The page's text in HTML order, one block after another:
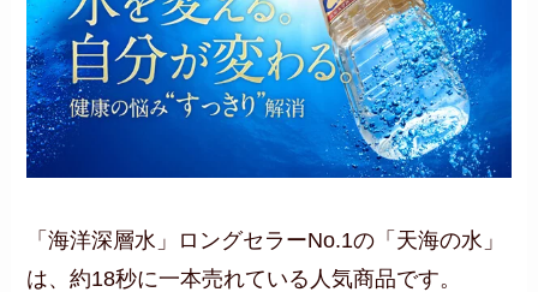
「海洋深層水」ロングセラーNo.1の「天海の水」
は、約18秒に一本売れている人気商品です。